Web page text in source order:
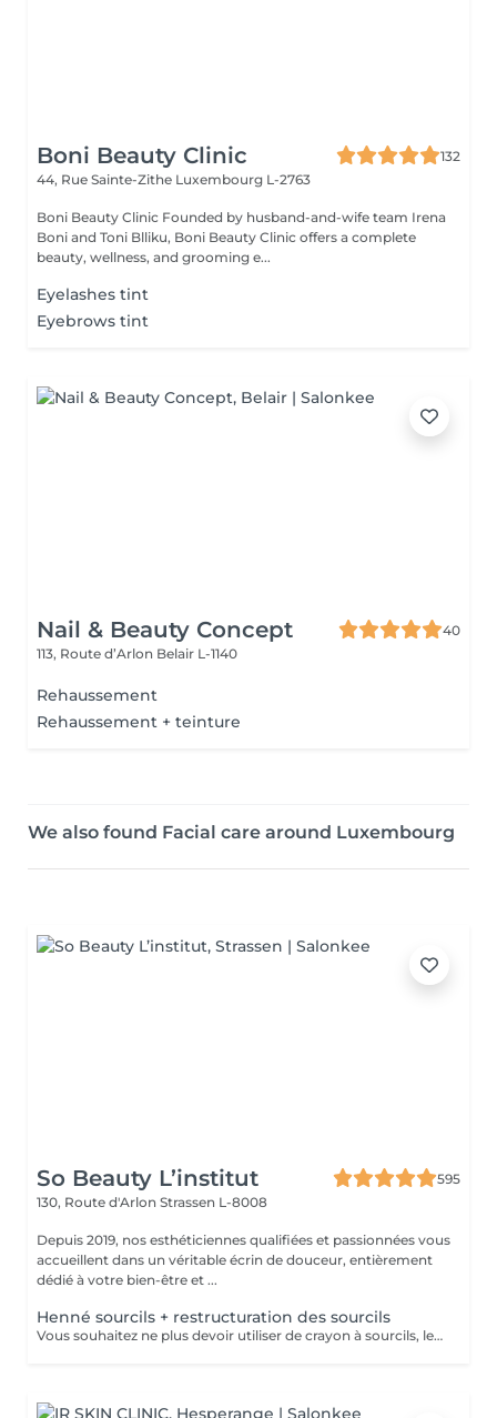
Boni Beauty Clinic
132
44, Rue Sainte-Zithe Luxembourg L-2763
Boni Beauty Clinic Founded by husband-and-wife team Irena
Boni and Toni Blliku, Boni Beauty Clinic offers a complete
beauty, wellness, and grooming e...
Eyelashes tint
Eyebrows tint
Nail & Beauty Concept
40
113, Route d’Arlon Belair L-1140
Rehaussement
Rehaussement + teinture
We also found Facial care around Luxembourg
So Beauty L’institut
595
130, Route d'Arlon Strassen L-8008
Depuis 2019, nos esthéticiennes qualifiées et passionnées vous
accueillent dans un véritable écrin de douceur, entièrement
dédié à votre bien-être et ...
Henné sourcils + restructuration des sourcils
Vous souhaitez ne plus devoir utiliser de crayon à sourcils, le henné est ce qu'il vous faut. Il s'agit d'une teinture végétale qui va colorer la peau pendant 2 semaines et teinter les sourcils pendant au moins 6 semaines. Vous obtiendrez ainsi des sourcils parfaitement redessinés de façon plus durable. Le henné peut également être la solution pour raviver un microblading entre deux retouches, ceci vous permettra de tenir un peu plus longtemps avant de refaire le microblading. Restructuration complète des sourcils compris dans la prestation.